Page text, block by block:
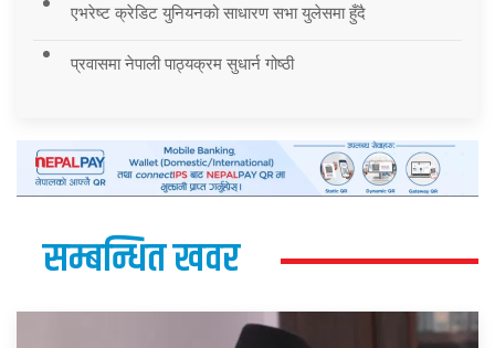
एभरेष्ट क्रेडिट युनियनको साधारण सभा युलेसमा हुँदै
प्रवासमा नेपाली पाठ्यक्रम सुधार्न गोष्ठी
सम्बन्धित खवर